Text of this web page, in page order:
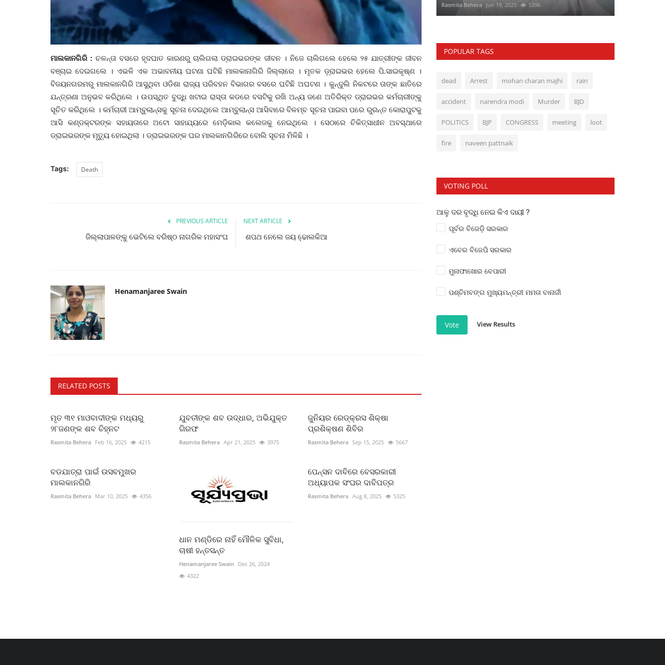
ମାଲକାନଗିରି :ଚଳନ୍ତା ବସରେ ହୃଦଘାତ କାରଣରୁ ଚାଲିଗଲା ଡ୍ରାଇଭରଙ୍କ ଜୀବନ । ନିଜେ ଚାଲିଗଲେ ହେଲେ ୨୫ ଯାତ୍ରୀଙ୍କ ଜୀବନ
ବଞ୍ଚାଇ ଦେଇଗଲେ । ଏଭଳି ଏକ ଅଭାବନୀୟ ଘଟଣା ଘଟିଛି ମାଲକାନାଗିରି ଜିଲ୍ଲାରେ । ମୃତକ ଡ଼୍ରାଇଭର ହେଲେ ପି.ସାଇକୃଷ୍ଣ ।
ବିଜୟନଗରମରୁ ମାଲକାନଗିରି ଆସୁଥିବା ଓଡିଶା ରାଜ୍ୟ ପରିବହନ ବିଭାଗର ବସରେ ଘଟିଛି ଅଘଟଣ । କୁନ୍ଦୁଲି ନିକଟରେ ତାଙ୍କ ଛାତିରେ
ଯନ୍ତ୍ରଣା ଅନୁଭବ କରିଥିଲେ । ଉପସ୍ଥିତ ବୁଦ୍ଧି ଖଟାଇ ରାସ୍ତା କଡରେ ବସଟିକୁ ରଖି ଅନ୍ୟ ଜଣେ ଅତିରିକ୍ତ ଡ୍ରାଇଭର କର୍ମଚାରୀଙ୍କୁ
ସୂଚିତ କରିଥିଲେ । କର୍ମଚାରୀ ଆମ୍ବୁଲାନ୍ସକୁ ସୂଚନା ଦେଇଥିଲେ ଆମ୍ବୁଲାନ୍ସ ଆସିବାରେ ବିଳମ୍ବ ସୂଚନା ପାଇବା ପରେ ରୁରନ୍ତ କୋରାପୁଟକୁ
ଆସି କଣ୍ଡକ୍ଟରଙ୍କ ସହାୟତାରେ ଅଟୋ ସାହାଯ୍ୟରେ ମେଡ଼ିକାଲ କଲେଜକୁ ନେଇଥିଲେ । ସେଠାରେ ଚିକିତ୍ସାଧୀନ ଅବସ୍ଥାରେ
ଡ୍ରାଇଭରଙ୍କ ମୃତ୍ୟୁ ହୋଇଥିଲା । ଡ୍ରାଇଭରଙ୍କ ଘର ମାଲକାନଗିରିରେ ବୋଲି ସୂଚନା ମିଳିଛି ।
Tags: Death
PREVIOUS ARTICLE
ଜିଲ୍ଲାପାଳଙ୍କୁ ଭେଟିଲେ ବରିଷ୍ଠ ନାଗରିକ ମହାସଂଘ
NEXT ARTICLE
ଶପଥ ନେଲେ ଜୟ ଢେ଼ାଲକିଆ
Henamanjaree Swain
RELATED POSTS
ମୃତ ୩୧ ମାଓବାଦୀଙ୍କ ମଧ୍ୟରୁ
୨୮ଜଣଙ୍କ ଶବ ଚିହ୍ନଟ
Rasmita Behera Feb 16, 2025 4215
ଯୁବତୀଙ୍କ ଶବ ଉଦ୍ଧାର, ଅଭିଯୁକ୍ତ
ଗିରଫ
Rasmita Behera Apr 21, 2025 3975
ଜୁନିୟର ରେଡ୍କ୍ରସ ଶିକ୍ଷା
ପ୍ରଶିକ୍ଷଣ ଶିବିର
Rasmita Behera Sep 15, 2025 5667
ବଡଯାତ୍ରା ପାଇଁ ଉସବମୁଖର
ମାଲକାନଗିରି
Rasmita Behera Mar 10, 2025 4356
ଧାନ ମଣ୍ଡିରେ ନାହିଁ ମୌଳିକ ସୁବିଧା,
ଚାଷୀ ହନ୍ତସନ୍ତ
Henamanjaree Swain
Dec 26, 2024
4322
ପେନ୍ସନ ଦାବିରେ ବେସରକାରୀ
ଅଧ୍ୟାପକ ସଂଘର ଦାବିପତ୍ର
Rasmita Behera Aug 8, 2025 5325
Rasmita Behera Jun 19, 2025 5396
POPULAR TAGS
dead Arrest mohan charan majhi rain
accident narendra modi Murder BJD
POLITICS BJP CONGRESS meeting loot
fire naveen pattnaik
VOTING POLL
ଆଳୁ ଦର ବୃଦ୍ଧି ନେଇ କିଏ ଦାୟୀ ?
ପୂର୍ବର ବିଜେଡ଼ି ସରକାର
ଏବେର ବିଜେପି ସରକାର
ମୁନାଫାଖୋର ବେପାରୀ
ପଶ୍ଚିମବଙ୍ଗ ମୁଖ୍ୟମନ୍ତ୍ରୀ ମମତା ବାନାର୍ଜୀ
Vote View Results